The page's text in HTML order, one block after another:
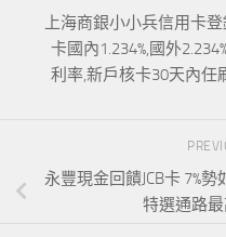
上海商銀小小兵信用卡
卡國內1.234%,國外
利率,新戶核卡30天內任
永豐現金回饋JCB卡 7%勢
特選通路最